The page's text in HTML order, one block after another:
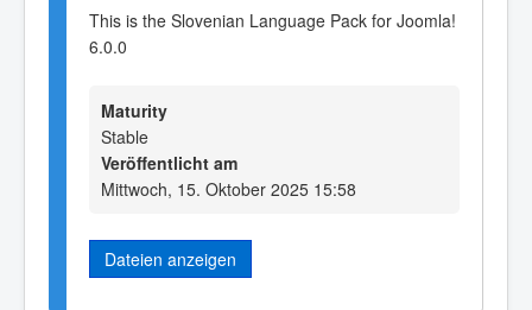
This is the Slovenian Language Pack for Joomla!
6.0.0
Maturity
Stable
Veröffentlicht am
Mittwoch, 15. Oktober 2025 15:58
Dateien anzeigen